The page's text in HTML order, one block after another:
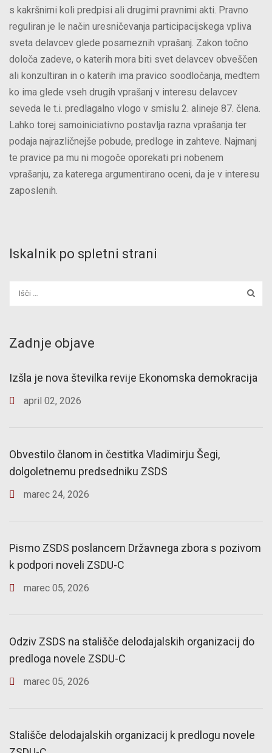
s kakršnimi koli predpisi ali drugimi pravnimi akti. Pravno
reguliran je le način uresničevanja participacijskega vpliva
sveta delavcev glede posameznih vprašanj. Zakon točno
določa zadeve, o katerih mora biti svet delavcev obveščen
ali konzultiran in o katerih ima pravico soodločanja, medtem
ko ima glede vseh drugih vprašanj v interesu delavcev
seveda le t.i. predlagalno vlogo v smislu 2. alineje 87. člena.
Lahko torej samoiniciativno postavlja razna vprašanja ter
podaja najrazličnejše pobude, predloge in zahteve. Najmanj
te pravice pa mu ni mogoče oporekati pri nobenem
vprašanju, za katerega argumentirano oceni, da je v interesu
zaposlenih.
Iskalnik po spletni strani
Zadnje objave
Izšla je nova številka revije Ekonomska demokracija
april 02, 2026
Obvestilo članom in čestitka Vladimirju Šegi,
dolgoletnemu predsedniku ZSDS
marec 24, 2026
Pismo ZSDS poslancem Državnega zbora s pozivom
k podpori noveli ZSDU-C
marec 05, 2026
Odziv ZSDS na stališče delodajalskih organizacij do
predloga novele ZSDU-C
marec 05, 2026
Stališče delodajalskih organizacij k predlogu novele